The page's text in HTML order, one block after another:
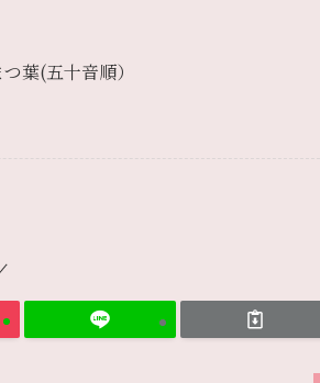
葉(五十音順）